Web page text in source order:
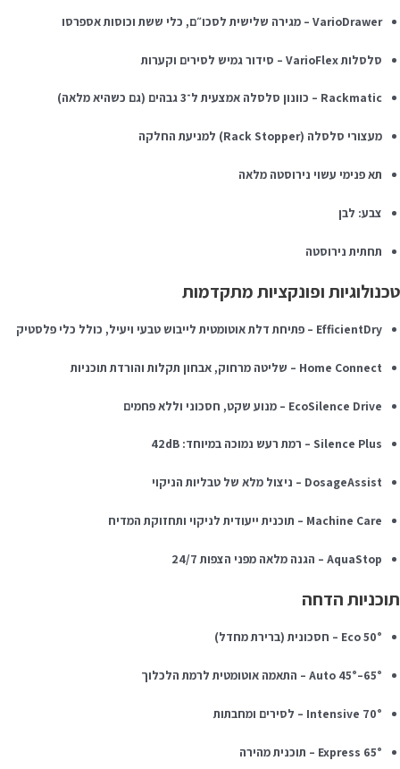
VarioDrawer – מגירה שלישית לסכו״ם, כלי ששת וכוסות אספרסו
סלסלות VarioFlex – סידור גמיש לסירים וקערות
Rackmatic – כוונון סלסלה אמצעית ל־3 גבהים (גם כשהיא מלאה)
מעצורי סלסלה (Rack Stopper) למניעת החלקה
תא פנימי עשוי נירוסטה מלאה
צבע: לבן
תחתית נירוסטה
ופונקציות מתקדמות
EfficientDry – פתיחת דלת אוטומטית לייבוש טבעי ויעיל, כולל כלי פלסטיק
Home Connect – שליטה מרחוק, אבחון תקלות והורדת תוכניות
EcoSilence Drive – מנוע שקט, חסכוני וללא פחמים
Silence Plus – רמת רעש נמוכה במיוחד: 42dB
DosageAssist – ניצול מלא של טבליות הניקוי
Machine Care – תוכנית ייעודית לניקוי ותחזוקת המדיח
AquaStop – הגנה מלאה מפני הצפות 24/7
הדחה
Eco 50° – חסכונית (ברירת מחדל)
Auto 45°–65° – התאמה אוטומטית לרמת הלכלוך
Intensive 70° – לסירים ומחבתות
Express 65° – תוכנית מהירה